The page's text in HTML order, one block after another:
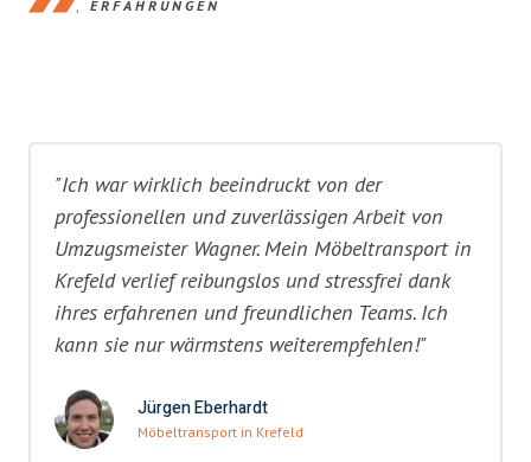
ERFAHRUNGEN
"Ich war wirklich beeindruckt von der
professionellen und zuverlässigen Arbeit von
Umzugsmeister Wagner. Mein Möbeltransport in
Krefeld verlief reibungslos und stressfrei dank
ihres erfahrenen und freundlichen Teams. Ich
kann sie nur wärmstens weiterempfehlen!"
Jürgen Eberhardt
Möbeltransport in Krefeld